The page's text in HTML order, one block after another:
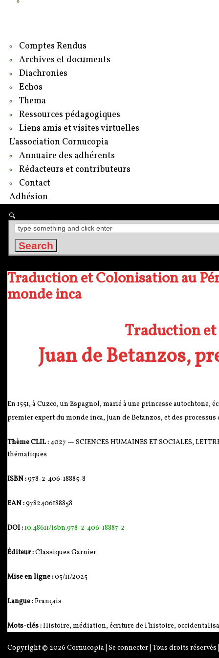
Comptes Rendus
Archives et documents
Diachronies
Echos
Thema
Ressources pédagogiques
Liens amis et visites virtuelles
L’association Cornucopia
Annuaire des adhérents
Rédacteurs et contributeurs
Contact
Adhésion
Traduction et Colonisation au
monde inca
Traduction
Juan de Betanzos,
En 1551, à Cuzco, un Espagnol, marié à une princesse
premier expert du monde inca, Juan de Betanzos, et des
Thème CLIL :4027 — SCIENCES HUMAINES ET SOCIALES,
thématiques
ISBN :978-2-406-18885-8
EAN :9782406188858
DOI :10.48611/isbn.978-2-406-18887-2
Éditeur :Classiques Garnier
Mise en ligne :05/11/2025
Langue :Français
Mots-clés :Histoire, médiation, écriture de l’histoire,
Copyright © 2026 Cornucopia Se connecter | Tous droits réservés